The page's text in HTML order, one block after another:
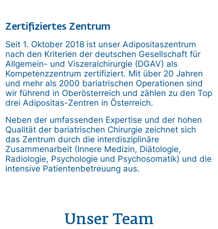
Zertifiziertes Zentrum
Seit 1. Oktober 2018 ist unser Adipositaszentrum
nach den Kriterien der deutschen Gesellschaft für
Allgemein- und Viszeralchirurgie (DGAV) als
Kompetenzzentrum zertifiziert. Mit über 20 Jahren
und mehr als 2000 bariatrischen Operationen sind
wir führend in Oberösterreich und zählen zu den Top
drei Adipositas-Zentren in Österreich.
Neben der umfassenden Expertise und der hohen
Qualität der bariatrischen Chirurgie zeichnet sich
das Zentrum durch die interdisziplinäre
Zusammenarbeit (Innere Medizin, Diätologie,
Radiologie, Psychologie und Psychosomatik) und die
intensive Patientenbetreuung aus.
Unser Team